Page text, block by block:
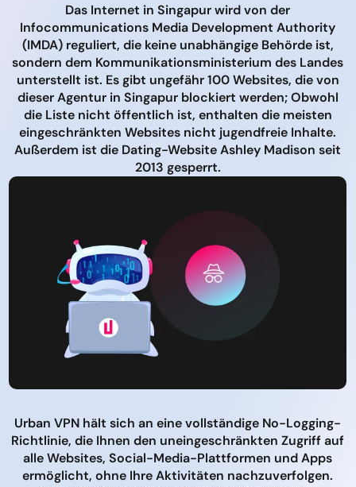
Das Internet in Singapur wird von der
Infocommunications Media Development Authority
(IMDA) reguliert, die keine unabhängige Behörde ist,
sondern dem Kommunikationsministerium des Landes
unterstellt ist. Es gibt ungefähr 100 Websites, die von
dieser Agentur in Singapur blockiert werden; Obwohl
die Liste nicht öffentlich ist, enthalten die meisten
eingeschränkten Websites nicht jugendfreie Inhalte.
Außerdem ist die Dating-Website Ashley Madison seit
2013 gesperrt.
Urban VPN hält sich an eine vollständige No-Logging-
Richtlinie, die Ihnen den uneingeschränkten Zugriff auf
alle Websites, Social-Media-Plattformen und Apps
ermöglicht, ohne Ihre Aktivitäten nachzuverfolgen.